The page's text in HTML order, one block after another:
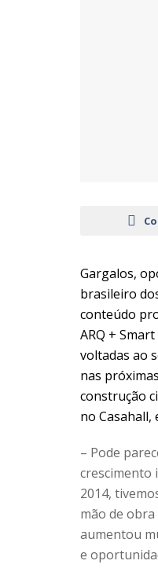
Gargalos,
brasileiro
conteúdo
ARQ +
voltadas ao
nas
construção
no Casahall,
– Pode
crescimento
2014,
mão de
aumentou
e